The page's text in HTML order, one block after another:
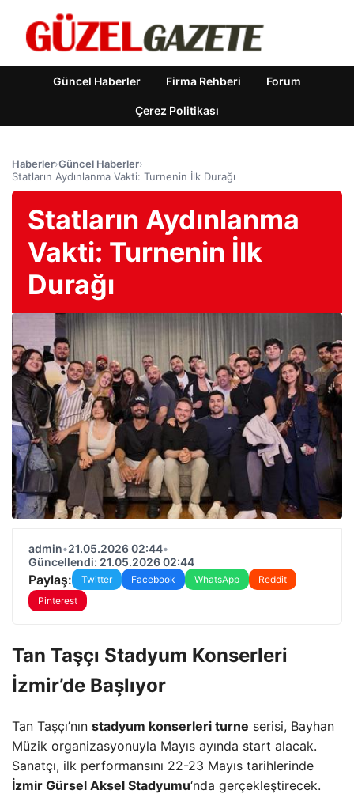
Güncel Haberler Firma Rehberi Forum
Çerez Politikası
Haberler›Güncel Haberler›
Statların Aydınlanma Vakti: Turnenin İlk Durağı
Statların Aydınlanma
Vakti: Turnenin İlk
Durağı
admin•21.05.2026 02:44•
Güncellendi: 21.05.2026 02:44
Paylaş: Twitter Facebook WhatsApp
Reddit
Pinterest
Tan Taşçı Stadyum Konserleri
İzmir’de Başlıyor
Tan Taşçı’nın stadyum konserleri turne serisi, Bayhan
Müzik organizasyonuyla Mayıs ayında start alacak.
Sanatçı, ilk performansını 22-23 Mayıs tarihlerinde
İzmir Gürsel Aksel Stadyumu‘nda gerçekleştirecek.